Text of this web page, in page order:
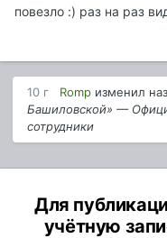
повезло :) раз на раз
10 г Romp изменил
Башиловской» —
сотрудники
Для
учётную